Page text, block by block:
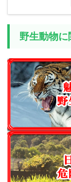
野生動物